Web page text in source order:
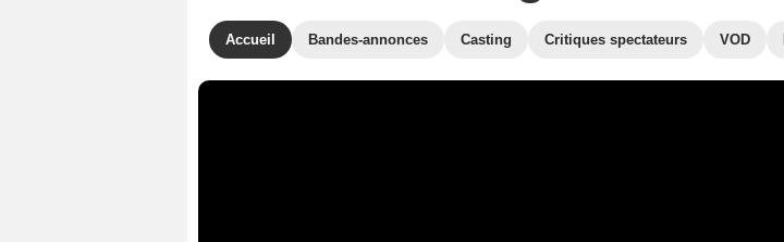
Accueil Bandes-annonces Casting Critiques spectateurs VOD